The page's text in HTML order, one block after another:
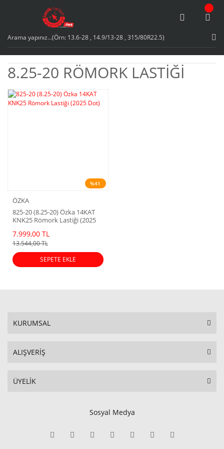
8.25-20 RÖMORK LASTİĞİ
%41
ÖZKA
825-20 (8.25-20) Özka 14KAT
KNK25 Römork Lastiği (2025
7.999,00 TL
13.544,00 TL
SEPETE EKLE
KURUMSAL
ALIŞVERİŞ
ÜYELİK
Sosyal Medya